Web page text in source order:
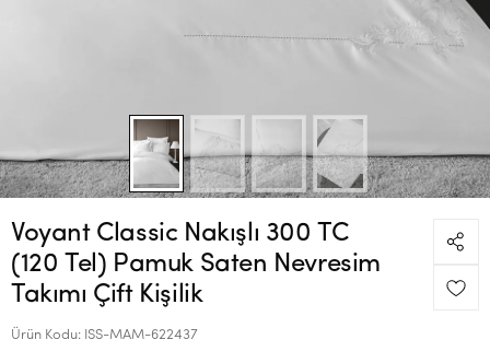
Voyant Classic Nakışlı 300 TC
(120 Tel) Pamuk Saten Nevresim
Takımı Çift Kişilik
Ürün Kodu: ISS-MAM-622437